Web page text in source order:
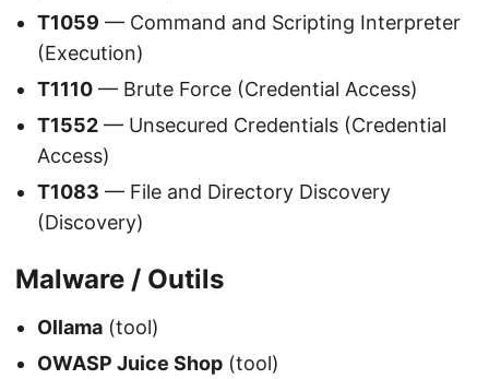
T1059 — Command and Scripting Interpreter
(Execution)
T1110 — Brute Force (Credential Access)
T1552 — Unsecured Credentials (Credential
Access)
T1083 — File and Directory Discovery
(Discovery)
Malware / Outils
Ollama (tool)
OWASP Juice Shop (tool)